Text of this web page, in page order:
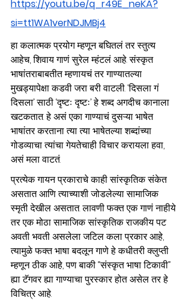
https://youtu.be/q_r49E_neKA?
si=tt1WA1verNDJMBj4
हा कलात्मक प्रयोग म्हणून बघितलं तर स्तुत्य
आहेच, शिवाय गाणं सुरेल म्हंटलं आहे. संस्कृत
भाषांतराबाबतीत म्हणायचं तर गाण्यातल्या
मुखड्यापेक्षा कडवी जरा बरी वाटली. ‘दिसला गं
दिसला’ साठी ‘दृष्टः दृष्टः’ हे शब्द अगदीच कानाला
खटकतात. हे असं एका गाण्याचं दुसऱ्या भाषेत
भाषांतर करताना त्या त्या भाषेतल्या शब्दांच्या
गोडव्याचा त्यांचा गेयतेचाही विचार करायला हवा,
असं मला वाटतं.
प्रत्येक गायन प्रकाराचे काही सांस्कृतिक संकेत
असतात आणि त्याच्याशी जोडलेल्या सामाजिक
स्मृती देखील असतात. लावणी फक्त एक गाणं नाहीये
तर एक मोठा सामाजिक सांस्कृतिक राजकीय पट
अवती भवती असलेला जटिल कला प्रकार आहे,
त्यामुळे फक्त भाषा बदलून गाणे हे कधीतरी क्लुप्ती
म्हणून ठीक आहे, पण बाकी “संस्कृत भाषा टिकावी”
ह्या टॅगवर ह्या गाण्याचा पुरस्कार होत असेल तर हे
विचित्र आहे.